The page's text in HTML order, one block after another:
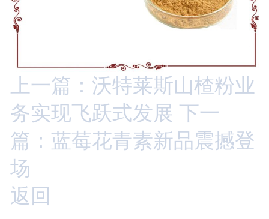
上一篇：沃特莱斯山楂粉业
务实现飞跃式发展 下一
篇：蓝莓花青素新品震撼登
场
返回